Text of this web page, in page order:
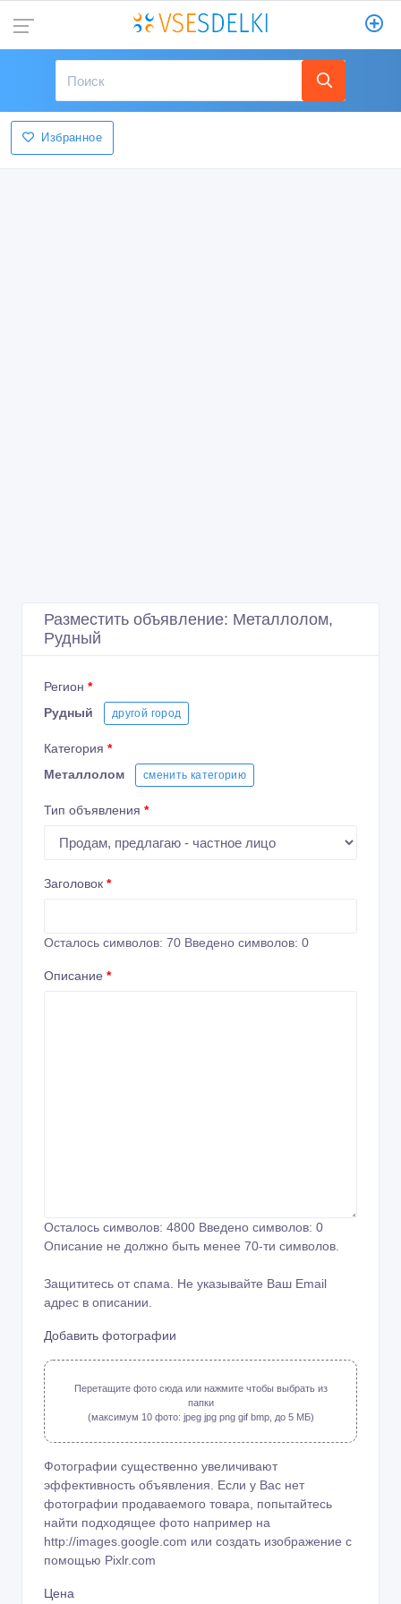
Избранное
Разместить объявление: Металлолом,
Рудный
Регион *
Рудный
другой город
Категория *
Металлолом
сменить категорию
Тип объявления *
Заголовок *
Осталось символов: 70 Введено символов: 0
Описание *
Осталось символов: 4800 Введено символов: 0
Описание не должно быть менее 70-ти символов.
Защититесь от спама. Не указывайте Ваш Email
адрес в описании.
Добавить фотографии
Перетащите фото сюда или нажмите чтобы выбрать из
папки
(максимум 10 фото: jpeg jpg png gif bmp, до 5 МБ)
Фотографии существенно увеличивают
эффективность объявления. Если у Вас нет
фотографии продаваемого товара, попытайтесь
найти подходящее фото например на
http://images.google.com или создать изображение с
помощью Pixlr.com
Цена